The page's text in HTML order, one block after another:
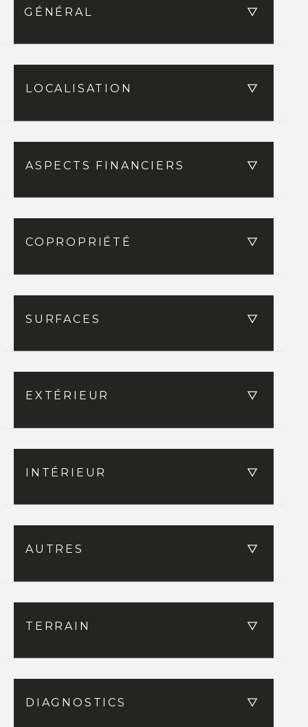
GÉNÉRAL
LOCALISATION
ASPECTS FINANCIERS
COPROPRIÉTÉ
SURFACES
EXTÉRIEUR
INTÉRIEUR
AUTRES
TERRAIN
DIAGNOSTICS